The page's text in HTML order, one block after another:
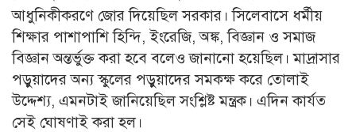
আধুনিকীকরণে জোর দিয়েছিল সরকার। সিলেবাসে ধর্মীয়
শিক্ষার পাশাপাশি হিন্দি, ইংরেজি, অঙ্ক, বিজ্ঞান ও সমাজ
বিজ্ঞান অন্তর্ভুক্ত করা হবে বলেও জানানো হয়েছিল। মাদ্রাসার
পড়ুয়াদের অন্য স্কুলের পড়ুয়াদের সমকক্ষ করে তোলাই
উদ্দেশ্য, এমনটাই জানিয়েছিল সংশ্লিষ্ট মন্ত্রক। এদিন কার্যত
সেই ঘোষণাই করা হল।